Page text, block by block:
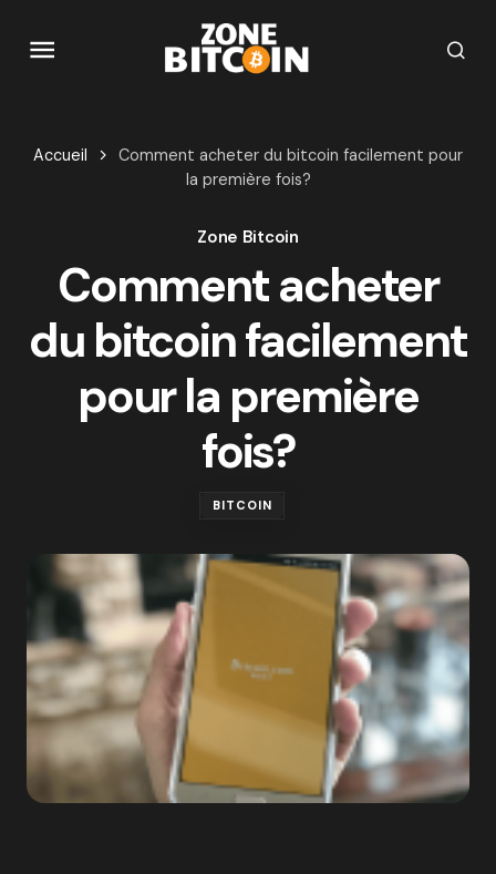
Accueil
Comment acheter du bitcoin facilement pour
la première fois?
Zone Bitcoin
Comment acheter
du bitcoin facilement
pour la première
fois?
BITCOIN